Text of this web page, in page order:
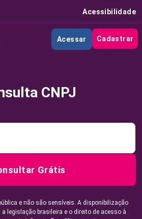
Acessibilidade
Acessar Cadastrar
CNPJ
Grátis
e não são sensíveis. A disponibilização
legislação brasileira e o direito de acesso à